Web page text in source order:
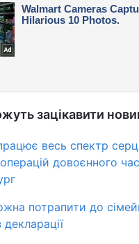
зацікавити
весь спектр
довоєнного
потрапити до
декларації